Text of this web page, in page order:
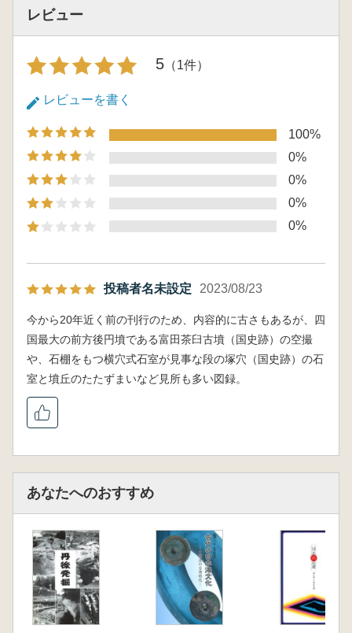
レビュー
5 （1件）
レビューを書く
100%
0%
0%
0%
0%
投稿者名未設定 2023/08/23
今から20年近く前の刊行のため、内容的に古さもあるが、四
国最大の前方後円墳である富田茶臼古墳（国史跡）の空撮
や、石棚をもつ横穴式石室が見事な段の塚穴（国史跡）の石
室と墳丘のたたずまいなど見所も多い図録。
あなたへのおすすめ